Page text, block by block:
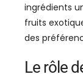
ingrédients
fruits
des
Le rôle